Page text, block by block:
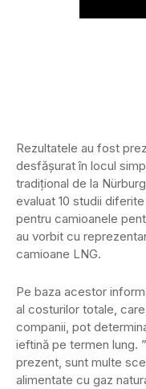
Rezultatele au fost
desfășurat în locul
tradițional de la
evaluat 10 studii
pentru camioanele
au vorbit cu
camioane LNG.
Pe baza acestor
al costurilor totale,
companii, pot
ieftină pe termen lung.
prezent, sunt multe
alimentate cu gaz